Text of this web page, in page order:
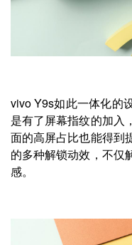
vivo Y9s如此一体化的
是有了屏幕指纹的加入
面的高屏占比也能得到
的多种解锁动效，不仅
感。